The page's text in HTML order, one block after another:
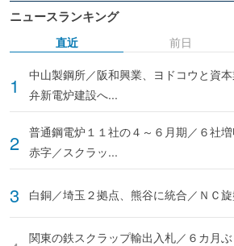
ニュースランキング
直近
中山製鋼所／阪和興業、ヨドコウと資
弁新電炉建設へ...
普通鋼電炉１１社の４～６月期／６社
赤字／スクラッ...
白銅／埼玉２拠点、熊谷に統合／ＮＣ
関東の鉄スクラップ輸出入札／６カ月
前日